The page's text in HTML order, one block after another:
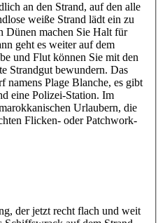
an den Strand, auf den alle
weiße Strand lädt ein zu
Dünen machen Sie Halt für
geht es weiter auf dem
und Flut können Sie mit den
Strandgut bewundern. Das
namens Plage Blanche, es gibt
eine Polizei-Station. Im
Urlaubern, die
Flicken- oder Patchwork-
der jetzt recht flach und weit